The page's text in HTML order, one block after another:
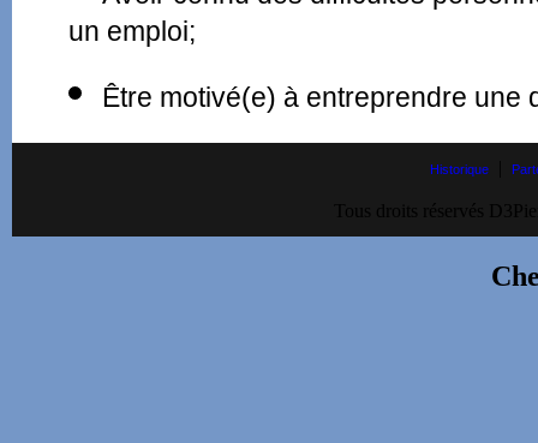
un emploi;
Être motivé(e) à entreprendre une
Historique|
Tous droits réservés